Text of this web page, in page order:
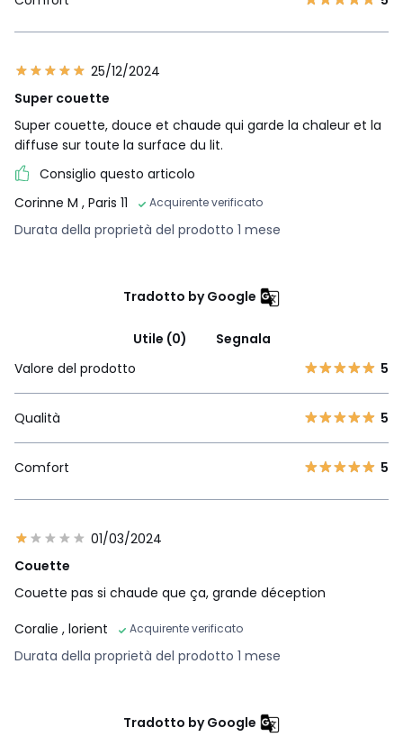
25/12/2024
Super couette
Super couette, douce et chaude qui garde la chaleur et la
diffuse sur toute la surface du lit.
Consiglio questo articolo
Corinne M , Paris 11 Acquirente verificato
Durata della proprietà del prodotto 1 mese
Tradotto by Google
Utile (0)
Segnala
Valore del prodotto
5
Qualità 5
Comfort 5
01/03/2024
Couette
Couette pas si chaude que ça, grande déception
Coralie , lorient Acquirente verificato
Durata della proprietà del prodotto 1 mese
Tradotto by Google